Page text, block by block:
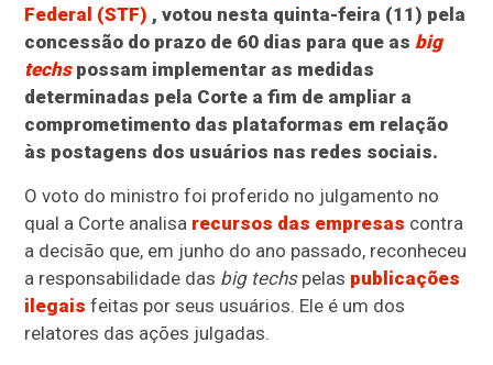
Federal (STF) , votou nesta quinta-feira (11) pela
concessão do prazo de 60 dias para que as big
techs possam implementar as medidas
determinadas pela Corte a fim de ampliar a
comprometimento das plataformas em relação
às postagens dos usuários nas redes sociais.
O voto do ministro foi proferido no julgamento no
qual a Corte analisa recursos das empresas contra
a decisão que, em junho do ano passado, reconheceu
a responsabilidade das big techspelas publicações
ilegais feitas por seus usuários. Ele é um dos
relatores das ações julgadas.